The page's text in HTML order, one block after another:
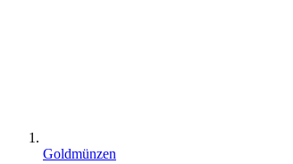
Goldmünzen